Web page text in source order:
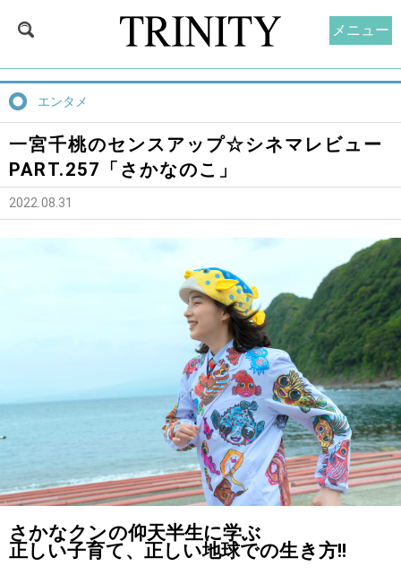
エンタメ
一宮千桃のセンスアップ☆シネマレビュー
PART.257「さかなのこ」
2022.08.31
さかなクンの仰天半生に学ぶ
正しい子育て、正しい地球での生き方!!
メニュー